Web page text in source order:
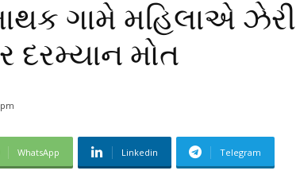
ગામે મહિલાએ ઝેરી
દરમ્યાન મોત
WhatsApp Linkedin Telegram